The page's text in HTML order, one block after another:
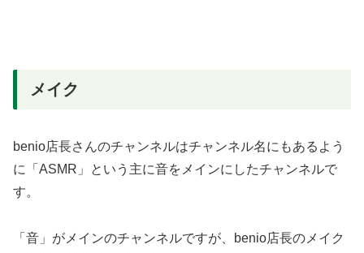
メイク
benio店長さんのチャンネルはチャンネル名にもあるよう
に「ASMR」という主に音をメインにしたチャンネルで
す。
「音」がメインのチャンネルですが、benio店長のメイク